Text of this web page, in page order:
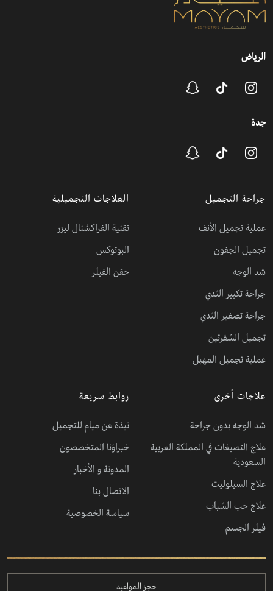
الرياض
جدة
جراحة التجميل
عملية تجميل الأنف
تجميل الجفون
شد الوجه
جراحة تكبير الثدي
جراحة تصغير الثدي
تجميل الشفرتين
عملية تجميل المهبل
العلاجات التجميلية
تقنية الفراكشنال ليزر
البوتوكس
حقن الفيلر
علاجات أخرى
شد الوجه بدون جراحة
علاج التصبغات في المملكة العربية
السعودية
علاج السيلوليت
علاج حب الشباب
فيلر الجسم
روابط سريعة
نبذة عن ميام للتجميل
خبراؤنا المتخصصون
المدونة و الأخبار
الاتصال بنا
سياسة الخصوصية
حجز المواعيد